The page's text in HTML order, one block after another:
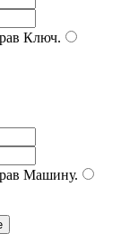
Ключ.
Машину.